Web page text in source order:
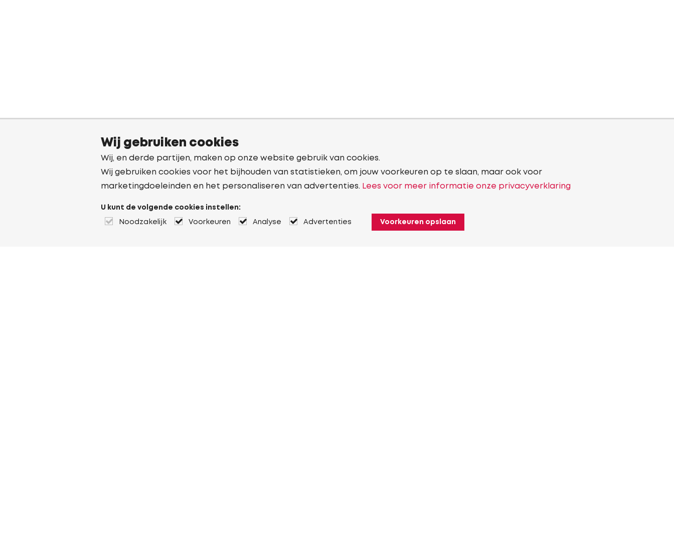
Wij gebruiken cookies
Wij, en derde partijen, maken op onze website gebruik van cookies.
Wij gebruiken cookies voor het bijhouden van statistieken, om jouw voorkeuren op te slaan, maar ook voor
marketingdoeleinden en het personaliseren van advertenties. Lees voor meer informatie onze privacyverklaring
U kunt de volgende cookies instellen:
Noodzakelijk Voorkeuren Analyse Advertenties Voorkeuren opslaan